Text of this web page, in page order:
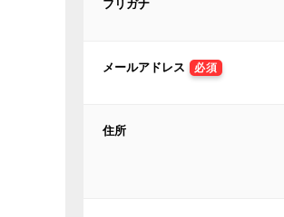
フリガナ
メールアドレス 必須
住所